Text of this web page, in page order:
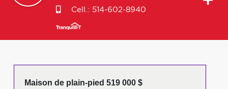
Cell.: 514-602-8940
Maison de plain-pied 519 000 $